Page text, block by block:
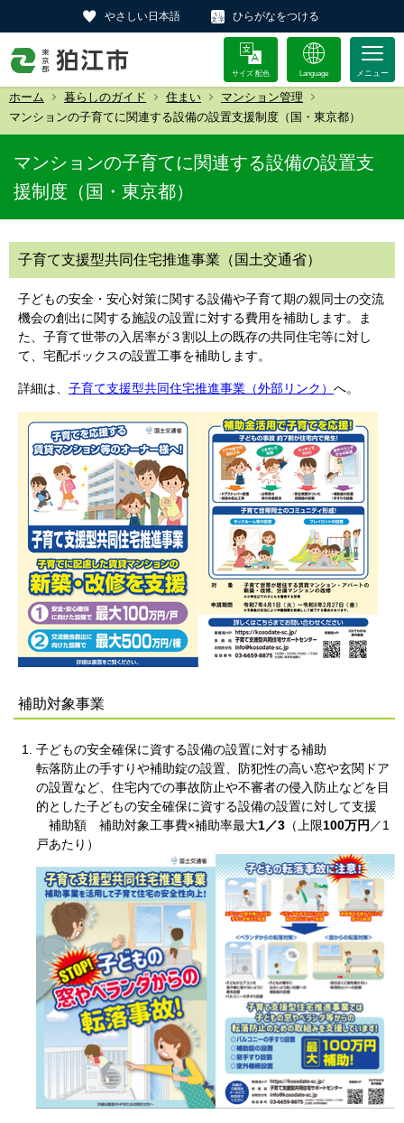
やさしい日本語 ひらがなをつける
サイズ 配色 Language
ホーム 暮らしのガイド 住まい
マンション管理
マンションの子育てに関連する設備の設置支援制度（国・東京都）
マンションの子育てに関連する設備の設置支
援制度（国・東京都）
子育て支援型共同住宅推進事業（国土交通省）
子どもの安全・安心対策に関する設備や子育て期の親同士の交流
機会の創出に関する施設の設置に対する費用を補助します。ま
た、子育て世帯の入居率が３割以上の既存の共同住宅等に対し
て、宅配ボックスの設置工事を補助します。
詳細は、 子育て支援型共同住宅推進事業（外部リンク） へ。
補助対象事業
子どもの安全確保に資する設備の設置に対する補助
転落防止の手すりや補助錠の設置、防犯性の高い窓や玄関ドア
の設置など、住宅内での事故防止や不審者の侵入防止などを目
的とした子どもの安全確保に資する設備の設置に対して支援
補助額 補助対象工事費×補助率最大1／3 （上限100万円 ／1
戸あたり）